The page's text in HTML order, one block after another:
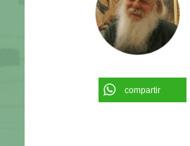
compartir